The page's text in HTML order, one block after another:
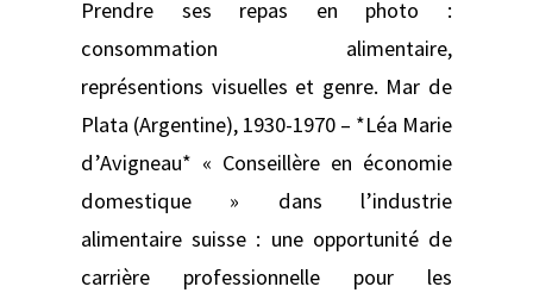
Prendre ses repas en photo :
consommation alimentaire,
représentions visuelles et genre. Mar de
Plata (Argentine), 1930-1970 – *Léa Marie
d’Avigneau* « Conseillère en économie
domestique » dans l’industrie
alimentaire suisse : une opportunité de
carrière professionnelle pour les